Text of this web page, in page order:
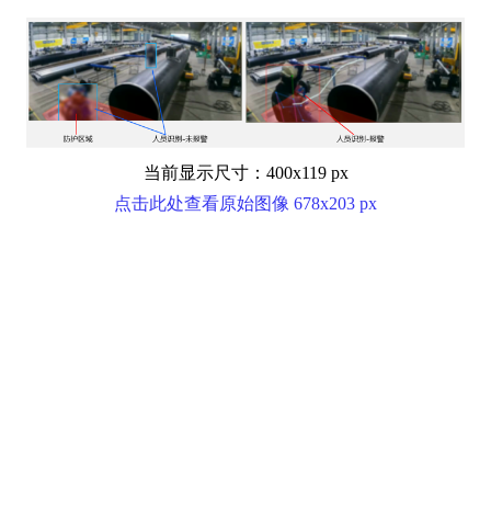
当前显示尺寸：400x119 px
点击此处查看原始图像 678x203 px